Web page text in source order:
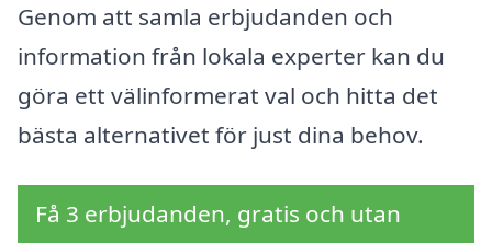
Genom att samla erbjudanden och
information från lokala experter kan du
göra ett välinformerat val och hitta det
bästa alternativet för just dina behov.
Få 3 erbjudanden, gratis och utan